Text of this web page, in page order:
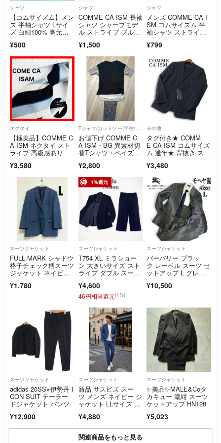
シャツ
​【コムサイズム】メン
ズ 半袖シャツ Lサイ
ズ 白綿100% 胸元カ
¥500
シャツ
COMME CA ISM 長袖
シャツ シャープモデ
ル ストライプ ブル
¥1,500
シャツ
メンズ COMME CA I
SM コムサイズム 半
袖シャツ ストライ
¥799
ネクタイ
【極美品】COMME C
A ISM ネクタイ スト
ライプ 高級感あり
¥3,580
Tシャツ/カットソー(半袖/袖なし)
お値下げ COMME C
A ISM・BG 異素材切
替Tシャツ・ペイズリ
¥2,800
その他
タグ付き★ COMM
E CA ISM コムサイズ
ム 通年★ 背抜き スト
ャケット Sz.S メン
ズ 紺 ネイビー
¥3,480
スーツジャケット
FULL MARK シャドウ
格子チェック柄スーツ
ジャケット ネイビ
¥1,780
1%還元
スーツジャケット
T754 XL ミラショー
ン 大きいサイズ スト
ライプ ダブル スー
¥4,600
46円相当還元(1%)
スーツジャケット
バーバリー ブラッ
ク レーベル スーツ セ
ットアップ L グレ
¥10,500
スーツジャケット
adidas 20SS×伊勢丹 I
CON SUIT テーラー
ドジャケット パンツ
¥12,900
スーツジャケット
新品 サスビズ スー
ツ メンズ ネイビー ジ
ャケット LLサイズ ス
る ビジネス カジュア
ル 高級 オフィス
¥4,880
スーツジャケット
✨美品✨MALE&Coタ
カキュー 濃紺 スーツ
ケットアップ HN128
¥5,023
関連商品をもっと見る